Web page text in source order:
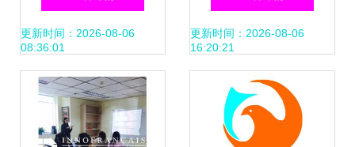
碑、服务与淘学培
训综合评估
更新时间：2026-08-06
08:36:01
育为例
更新时间：2026-08-06
16:20:21